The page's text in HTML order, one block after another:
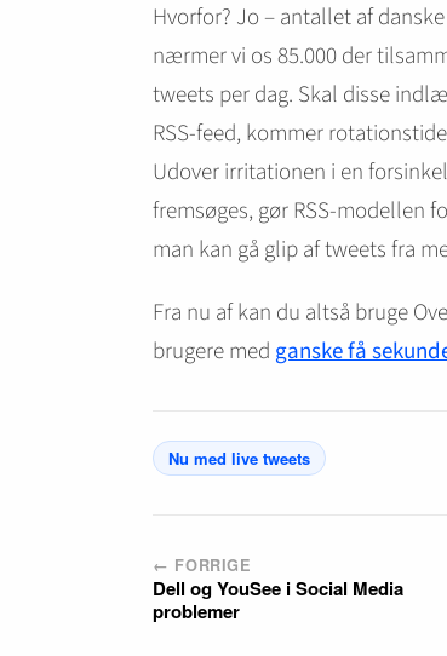
Hvorfor? Jo – antallet af
nærmer vi os 85.000 der
tweets per dag. Skal disse
RSS-feed, kommer
Udover irritationen i en
fremsøges, gør RSS-modellen
man kan gå glip af tweets fra
Fra nu af kan du altså bruge
brugere med ganske få
Nu med live tweets
← FORRIGE
Dell og YouSee i Social Media
problemer